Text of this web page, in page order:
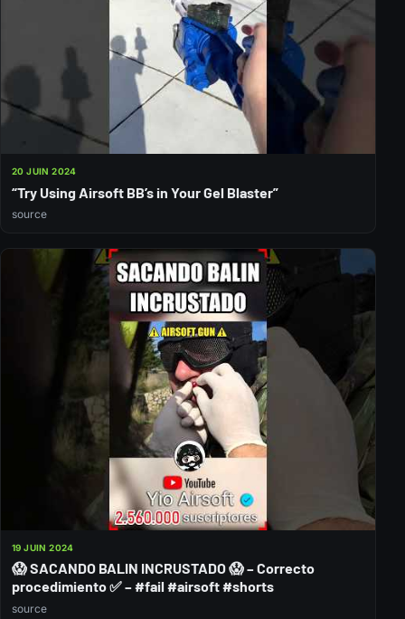
20 JUIN 2024
“Try Using Airsoft BB’s in Your Gel Blaster”
source
19 JUIN 2024
😱 SACANDO BALIN INCRUSTADO 😱 – Correcto
procedimiento ✅ – #fail #airsoft #shorts
source